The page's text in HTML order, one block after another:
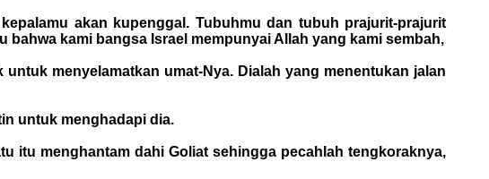
akan kupenggal. Tubuhmu dan tubuh prajurit-prajurit
kami bangsa Israel mempunyai Allah yang kami sembah,
menyelamatkan umat-Nya. Dialah yang menentukan jalan
untuk menghadapi dia.
itu menghantam dahi Goliat sehingga pecahlah tengkoraknya,